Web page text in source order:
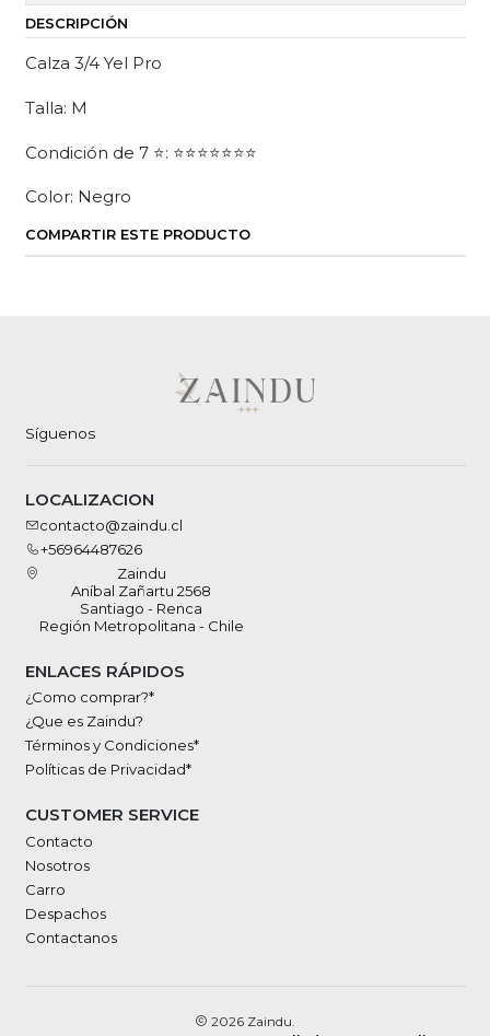
DESCRIPCIÓN
Calza 3/4 Yel Pro
Talla: M
Condición de 7 ⭐: ⭐⭐⭐⭐⭐⭐⭐
Color: Negro
COMPARTIR ESTE PRODUCTO
Síguenos
LOCALIZACION
contacto@zaindu.cl
+56964487626
Zaindu
Aníbal Zañartu 2568
Santiago - Renca
Región Metropolitana - Chile
ENLACES RÁPIDOS
¿Como comprar?*
¿Que es Zaindu?
Términos y Condiciones*
Políticas de Privacidad*
CUSTOMER SERVICE
Contacto
Nosotros
Carro
Despachos
Contactanos
2026 Zaindu.